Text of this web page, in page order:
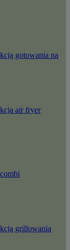
gotowania na
air fryer
grillowania